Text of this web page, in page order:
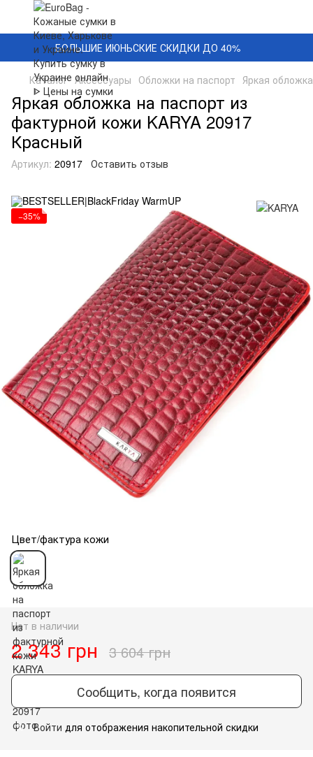
БОЛЬШИЕ ИЮНЬСКИЕ СКИДКИ ДО 40%
Каталог Аксессуары Обложки на паспорт Яркая
Яркая обложка на паспорт из
фактурной кожи KARYA 20917
Красный
Артикул: 20917 Оставить отзыв
−35%
Цвет/фактура кожи
Нет в наличии
2 343 грн 3 604 грн
Сообщить, когда появится
% Войти для отображения накопительной скидки